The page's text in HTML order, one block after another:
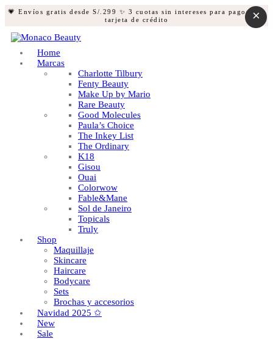
💗 Envíos gratis desde S/.299 ✨ 3 cuotas sin intereses para pagos con
tarjeta de crédito
Home
Marcas
Charlotte Tilbury
Fenty Beauty
Make Up by Mario
Rare Beauty
Good Molecules
Paula’s Choice
The Inkey List
The Ordinary
K18
Gisou
Ouai
Colorwow
Fable&Mane
Sol de Janeiro
Topicals
Truly
Shop
Maquillaje
Skincare
Haircare
Bodycare
Sets
Brochas y accesorios
Navidad 2025 ✩
New
Sale
×